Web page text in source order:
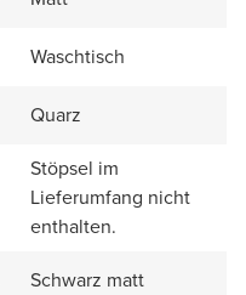
Waschtisch
Quarz
Stöpsel im
Lieferumfang nicht
enthalten.
Schwarz matt